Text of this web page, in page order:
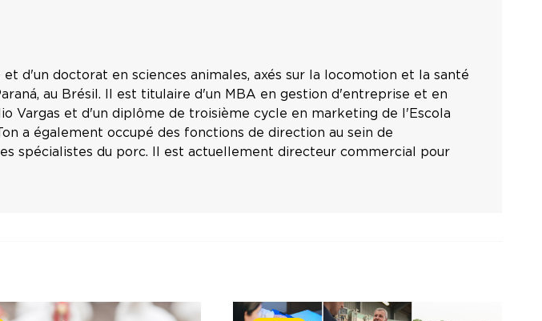
d'un doctorat en sciences animales, axés sur la locomotion et la santé
au Brésil. Il est titulaire d'un MBA en gestion d'entreprise et en
Vargas et d'un diplôme de troisième cycle en marketing de l'Escola
a également occupé des fonctions de direction au sein de
spécialistes du porc. Il est actuellement directeur commercial pour